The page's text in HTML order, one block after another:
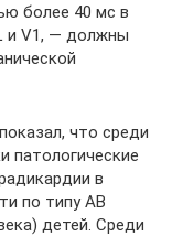
более 40 мс в
и V1, — должны
что среди
патологические
в
по типу АВ
детей. Среди